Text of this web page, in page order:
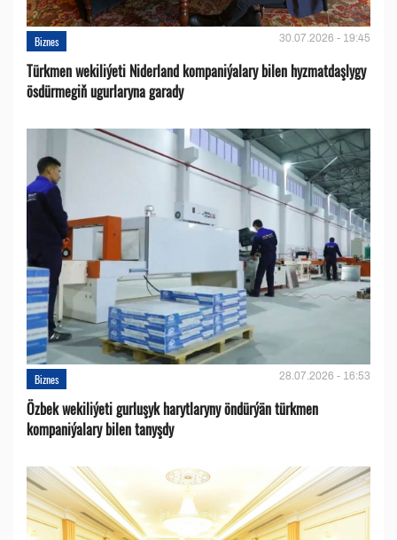
Biznes 30.07.2026 - 19:45
Türkmen wekiliýeti Niderland kompaniýalary bilen hyzmatdaşlygy
ösdürmegiň ugurlaryna garady
Biznes 28.07.2026 - 16:53
Özbek wekiliýeti gurluşyk harytlaryny öndürýän türkmen
kompaniýalary bilen tanyşdy